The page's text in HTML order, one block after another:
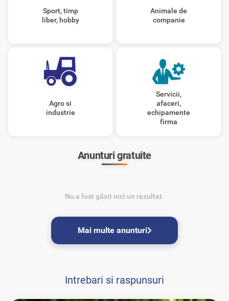
Sport, timp
liber, hobby
Animale de
companie
Agro si
industrie
Servicii,
afaceri,
echipamente
firma
Anunturi gratuite
Nu a fost găsit nici un rezultat.
Mai multe anunturi
Intrebari si raspunsuri